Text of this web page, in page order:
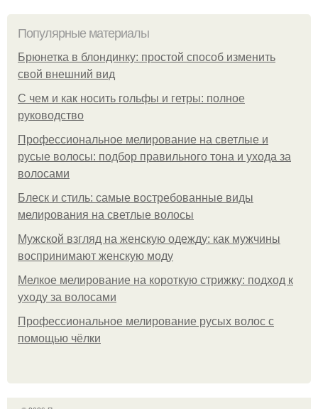
Популярные материалы
Брюнетка в блондинку: простой способ изменить
свой внешний вид
С чем и как носить гольфы и гетры: полное
руководство
Профессиональное мелирование на светлые и
русые волосы: подбор правильного тона и ухода за
волосами
Блеск и стиль: самые востребованные виды
мелирования на светлые волосы
Мужской взгляд на женскую одежду: как мужчины
воспринимают женскую моду
Мелкое мелирование на короткую стрижку: подход к
уходу за волосами
Профессиональное мелирование русых волос с
помощью чёлки